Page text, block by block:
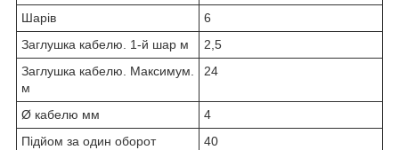
Шарів
6
Заглушка кабелю. 1-й шар м
2,5
Заглушка кабелю. Максимум.
м
24
Ø кабелю мм
4
Підйом за один оборот
40